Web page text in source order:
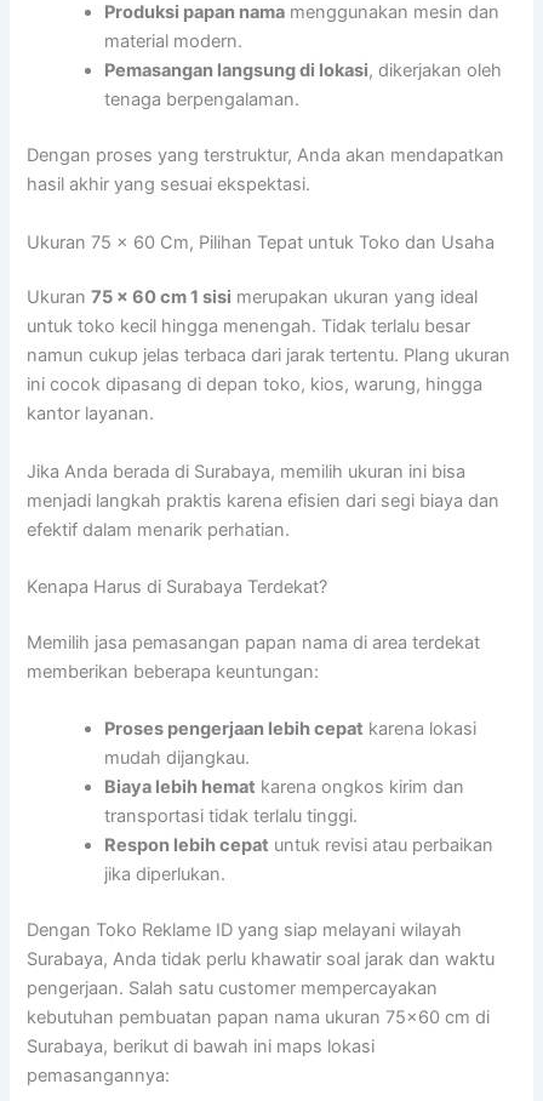
Produksi papan nama menggunakan mesin dan
material modern.
Pemasangan langsung di lokasi, dikerjakan oleh
tenaga berpengalaman.
Dengan proses yang terstruktur, Anda akan mendapatkan
hasil akhir yang sesuai ekspektasi.
Ukuran 75 x 60 Cm, Pilihan Tepat untuk Toko dan Usaha
Ukuran75 x 60 cm 1 sisi merupakan ukuran yang ideal
untuk toko kecil hingga menengah. Tidak terlalu besar
namun cukup jelas terbaca dari jarak tertentu. Plang ukuran
ini cocok dipasang di depan toko, kios, warung, hingga
kantor layanan.
Jika Anda berada di Surabaya, memilih ukuran ini bisa
menjadi langkah praktis karena efisien dari segi biaya dan
efektif dalam menarik perhatian.
Kenapa Harus di Surabaya Terdekat?
Memilih jasa pemasangan papan nama di area terdekat
memberikan beberapa keuntungan:
Proses pengerjaan lebih cepat karena lokasi
mudah dijangkau.
Biaya lebih hemat karena ongkos kirim dan
transportasi tidak terlalu tinggi.
Respon lebih cepat untuk revisi atau perbaikan
jika diperlukan.
Dengan Toko Reklame ID yang siap melayani wilayah
Surabaya, Anda tidak perlu khawatir soal jarak dan waktu
pengerjaan. Salah satu customer mempercayakan
kebutuhan pembuatan papan nama ukuran 75×60 cm di
Surabaya, berikut di bawah ini maps lokasi
pemasangannya: